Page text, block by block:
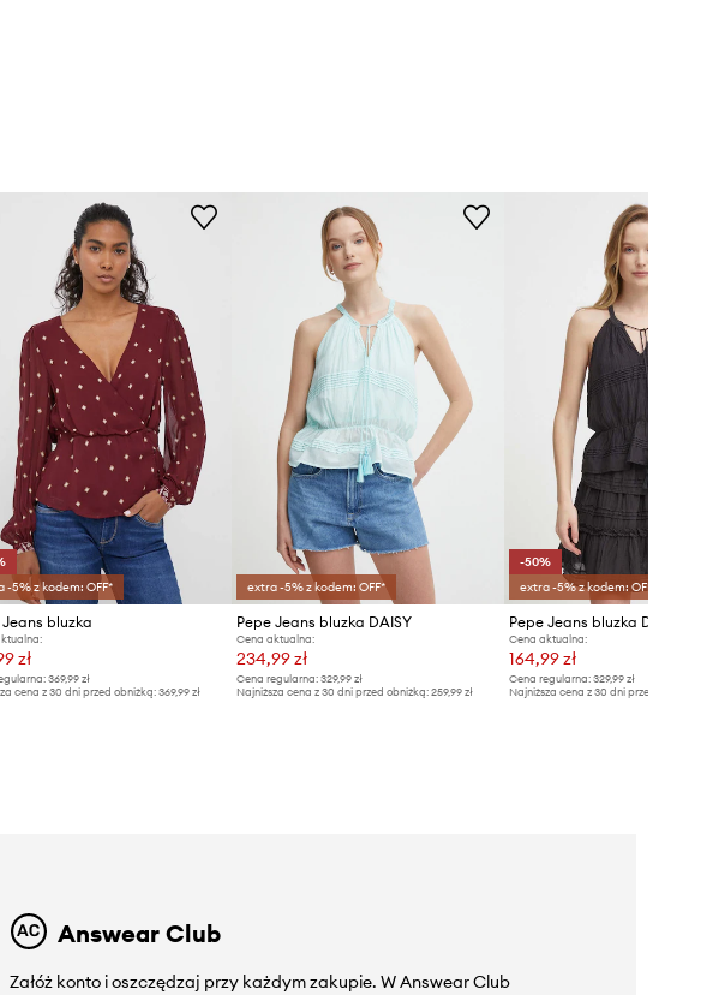
-5% z kodem: OFF*
Jeans bluzka
zł
369,99 zł
cena z 30 dni przed obniżką: 369,99 zł
extra -5% z kodem: OFF*
Pepe Jeans bluzka DAISY
Cena aktualna:
234,99 zł
Cena regularna:329,99 zł
Najniższa cena z 30 dni przed obniżką:259,99 zł
-50%
extra -5% z kodem: OFF*
Pepe Jeans bluzka DAISY
Cena aktualna:
164,99 zł
Cena regularna: 329,99 zł
Najniższa cena z 30 dni przed obniżką:
Answear Club
Załóż konto i oszczędzaj przy każdym zakupie. W Answear Club